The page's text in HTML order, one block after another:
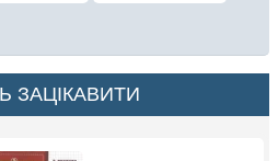
ЗАЦІКАВИТИ